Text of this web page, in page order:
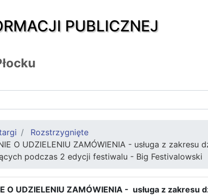
PUBLICZNEJ
Rozstrzygnięte
O UDZIELENIU ZAMÓWIENIA - usługa z
podczas 2 edycji festiwalu - Big Festivalowski
O UDZIELENIU ZAMÓWIENIA - usługa z zakresu